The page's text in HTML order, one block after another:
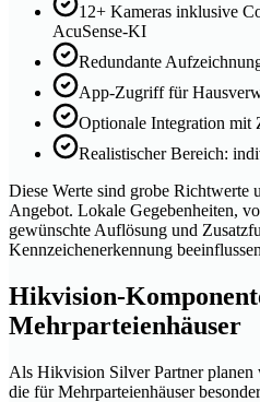
12+ Kameras inklusive
AcuSense-KI
Redundante
App-Zugriff für
Optionale Integration mit
Realistischer Bereich:
Diese Werte sind grobe Richtwerte
Angebot. Lokale Gegebenheiten,
gewünschte Auflösung und
Kennzeichenerkennung
Hikvision-
Mehrparteienhäuser
Als Hikvision Silver Partner
die für Mehrparteienhäuser